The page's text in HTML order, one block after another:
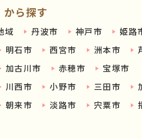
から探す
域 丹波市 神戸市
姫路
明石市 西宮市 洲本市
加古川市 赤穂市
宝塚市
川西市 小野市 三田市
朝来市 淡路市 宍粟市